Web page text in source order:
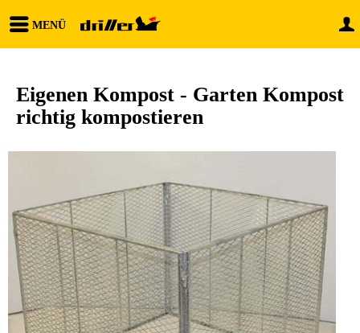
MENÜ
Eigenen Kompost - Garten Kompost
richtig kompostieren